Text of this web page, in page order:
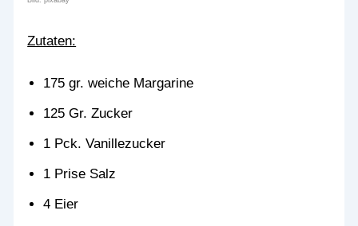
Zutaten:
175 gr. weiche Margarine
125 Gr. Zucker
1 Pck. Vanillezucker
1 Prise Salz
4 Eier